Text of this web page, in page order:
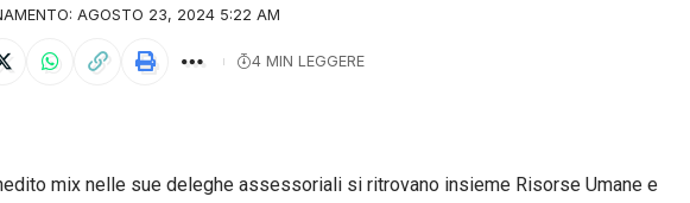
AGOSTO 23, 2024 5:22 AM
4 MIN LEGGERE
mix nelle sue deleghe assessoriali si ritrovano insieme Risorse Umane e